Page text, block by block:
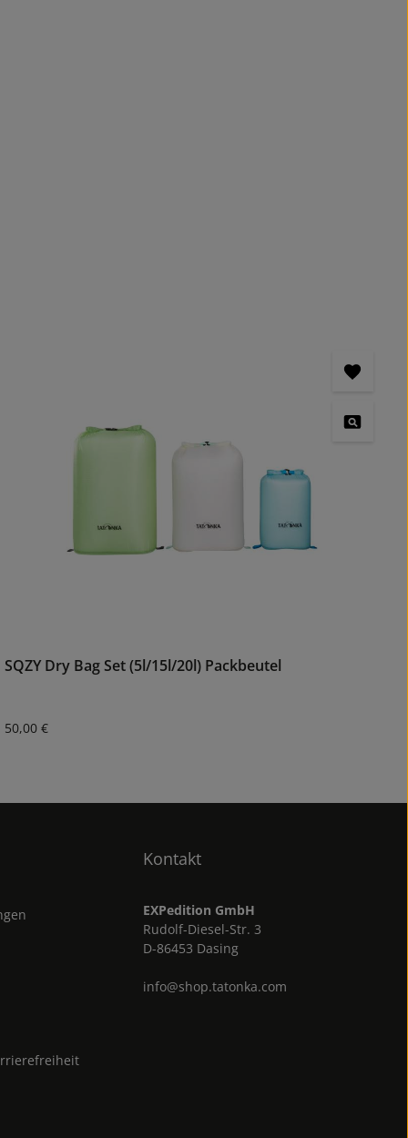
SQZY Dry Bag Set (5l/15l/20l) Packbeutel
Regulärer Preis:
50,00 €
Kontakt
EXPedition GmbH
Rudolf-Diesel-Str. 3
D-86453 Dasing
info@shop.tatonka.com